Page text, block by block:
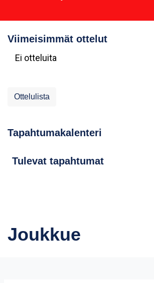
Viimeisimmät ottelut
Ei otteluita
Ottelulista
Tapahtumakalenteri
Tulevat tapahtumat
Joukkue